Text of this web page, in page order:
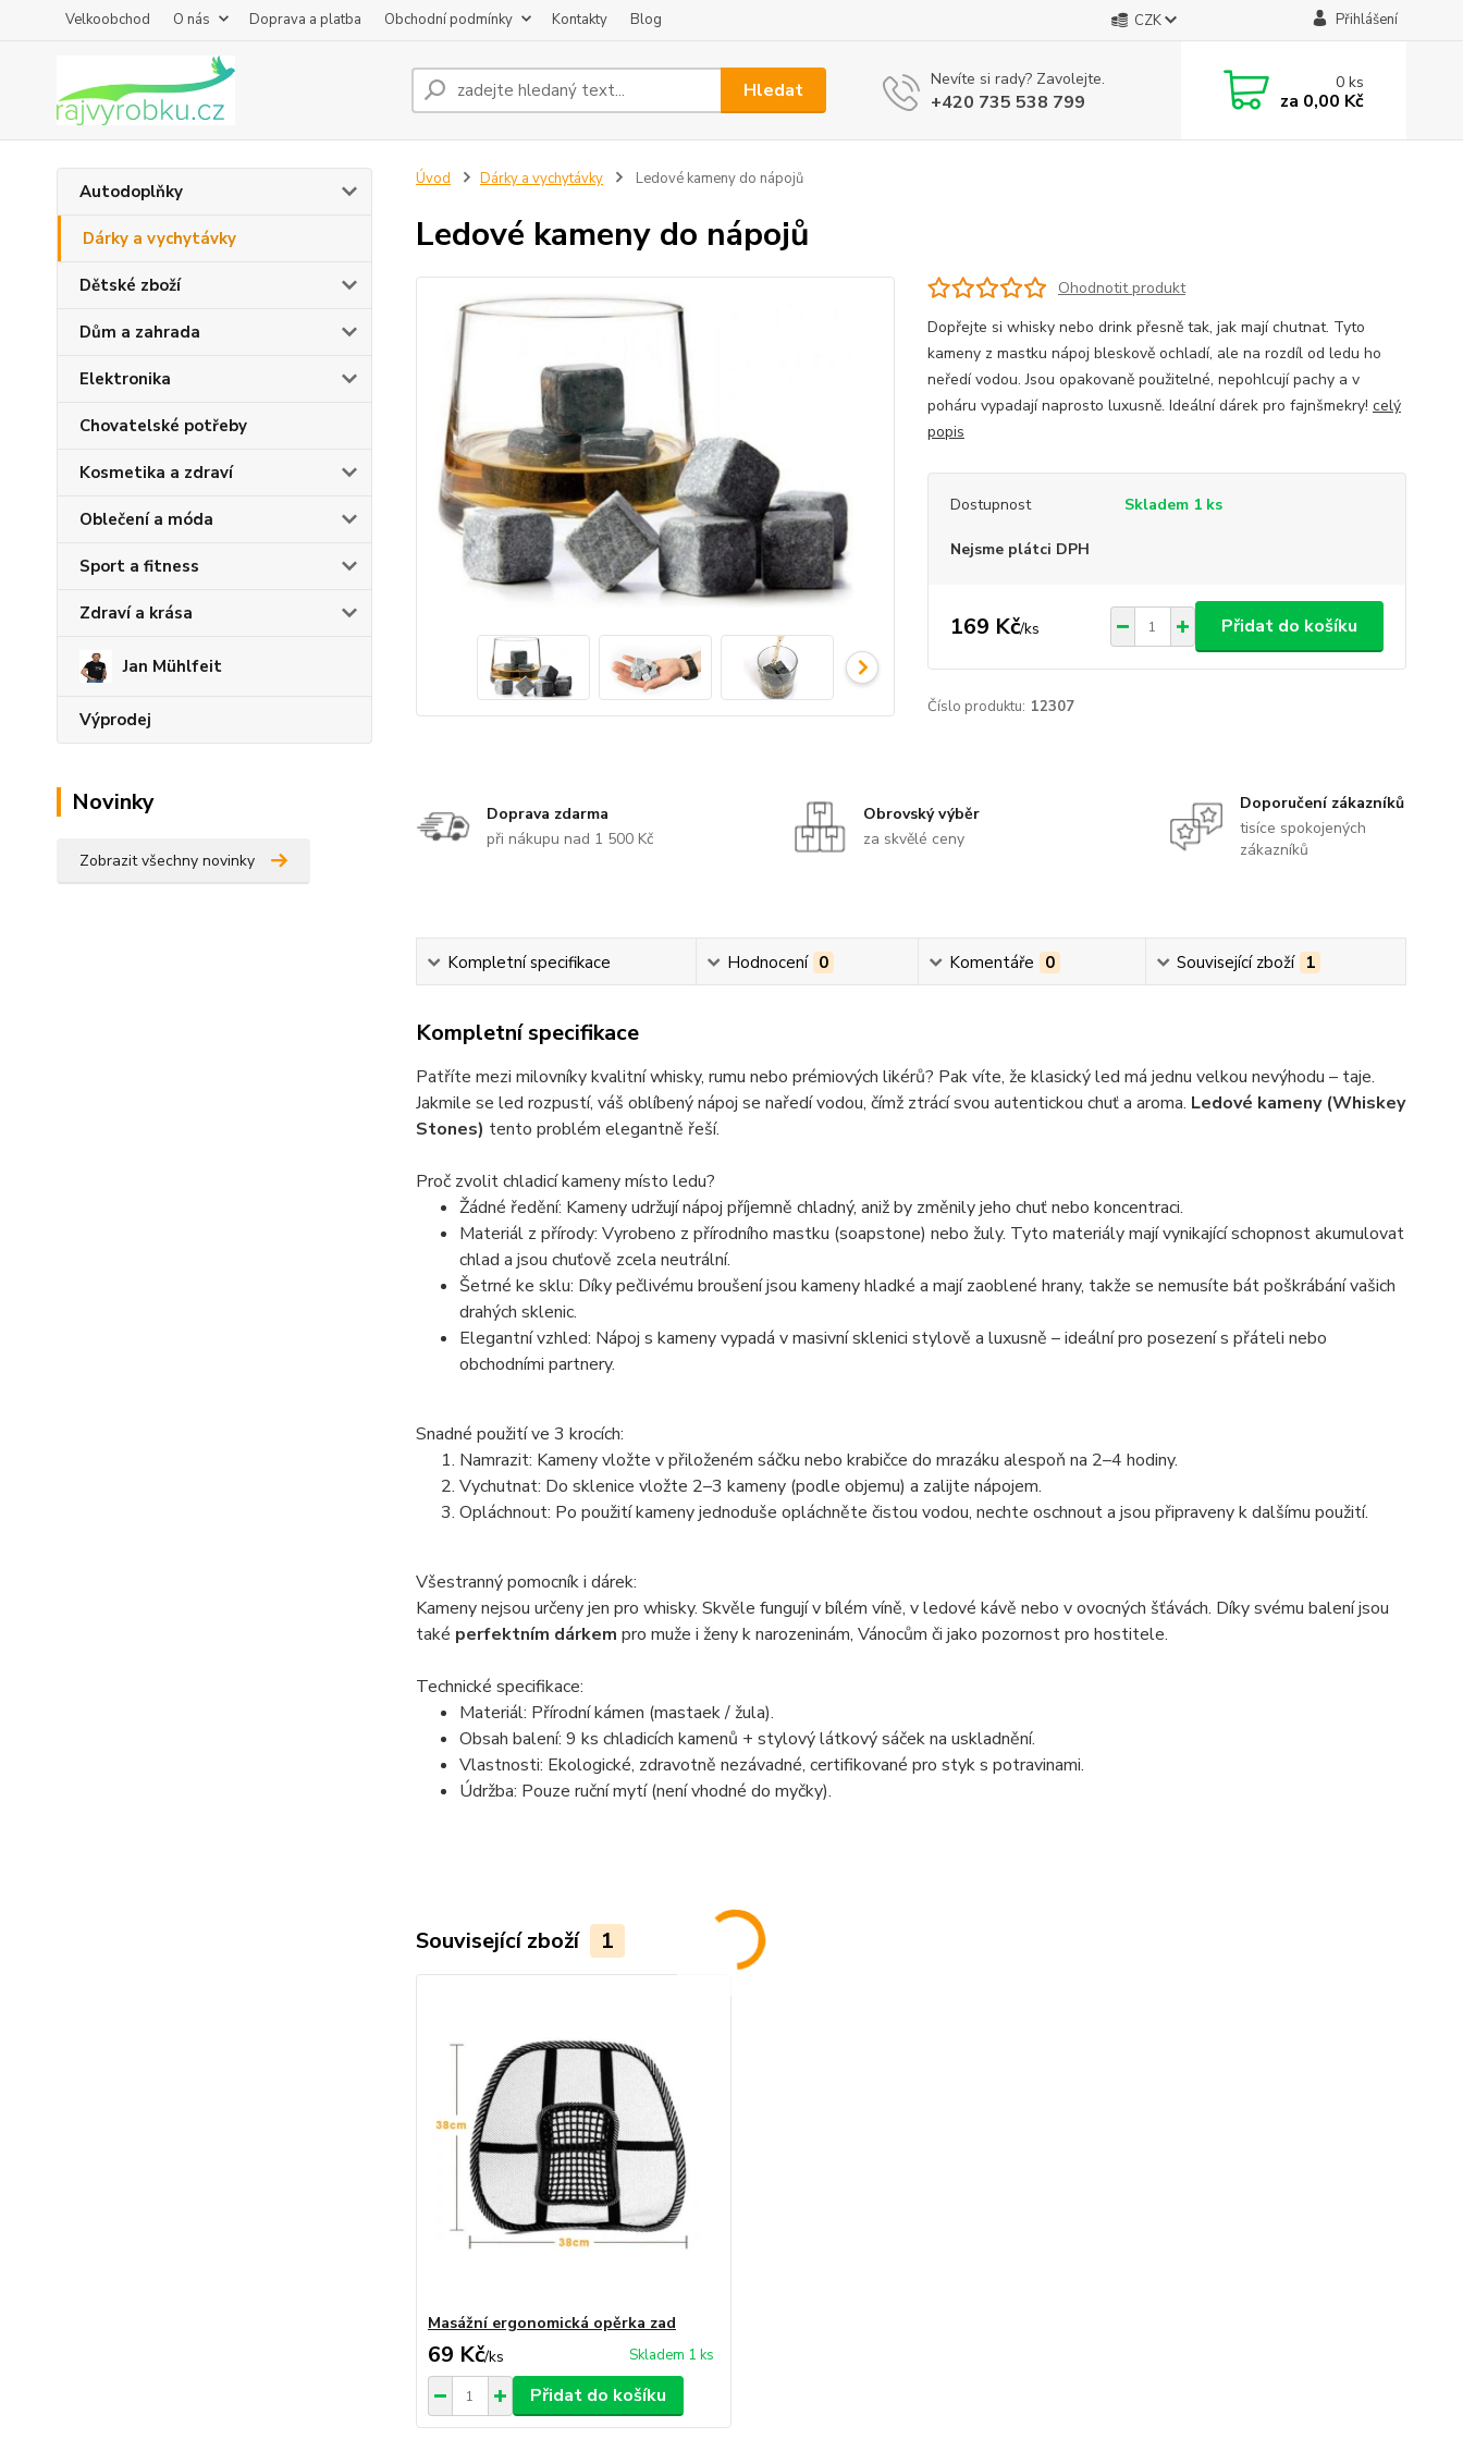
Velkoobchod O nás Doprava a platba Obchodní podmínky Kontakty Blog CZK Přihlášení
Hledat Nevíte si rady? Zavolejte.
+420 735 538 799
0ks
za 0,00 Kč
Autodoplňky
Dárky a vychytávky
Dětské zboží
Dům a zahrada
Elektronika
Chovatelské potřeby
Kosmetika a zdraví
Oblečení a móda
Sport a fitness
Zdraví a krása
Jan Mühlfeit
Výprodej
Novinky
Zobrazit všechny novinky
Úvod Dárky a vychytávky Ledové kameny do nápojů
Ledové kameny do nápojů
Ohodnotit produkt
Dopřejte si whisky nebo drink přesně tak, jak mají chutnat. Tyto
kameny z mastku nápoj bleskově ochladí, ale na rozdíl od ledu ho
neředí vodou. Jsou opakovaně použitelné, nepohlcují pachy a v
poháru vypadají naprosto luxusně. Ideální dárek pro fajnšmekry! celý
popis
Dostupnost Skladem 1 ks
Nejsme plátci DPH
169 Kč/ks Přidat do košíku
Číslo produktu: 12307
Doprava zdarma
při nákupu nad 1 500 Kč
Obrovský výběr
za skvělé ceny
Doporučení zákazníků
tisíce spokojených
zákazníků
Kompletní specifikace Hodnocení 0 Komentáře 0 Související zboží 1
Kompletní specifikace
Patříte mezi milovníky kvalitní whisky, rumu nebo prémiových likérů? Pak víte, že klasický led má jednu velkou nevýhodu – taje.
Jakmile se led rozpustí, váš oblíbený nápoj se naředí vodou, čímž ztrácí svou autentickou chuť a aroma. Ledové kameny (Whiskey
Stones) tento problém elegantně řeší.
Proč zvolit chladicí kameny místo ledu?
Žádné ředění: Kameny udržují nápoj příjemně chladný, aniž by změnily jeho chuť nebo koncentraci.
Materiál z přírody: Vyrobeno z přírodního mastku (soapstone) nebo žuly. Tyto materiály mají vynikající schopnost akumulovat
chlad a jsou chuťově zcela neutrální.
Šetrné ke sklu: Díky pečlivému broušení jsou kameny hladké a mají zaoblené hrany, takže se nemusíte bát poškrábání vašich
drahých sklenic.
Elegantní vzhled: Nápoj s kameny vypadá v masivní sklenici stylově a luxusně – ideální pro posezení s přáteli nebo
obchodními partnery.
Snadné použití ve 3 krocích:
Namrazit: Kameny vložte v přiloženém sáčku nebo krabičce do mrazáku alespoň na 2–4 hodiny.
Vychutnat: Do sklenice vložte 2–3 kameny (podle objemu) a zalijte nápojem.
Opláchnout: Po použití kameny jednoduše opláchněte čistou vodou, nechte oschnout a jsou připraveny k dalšímu použití.
Všestranný pomocník i dárek:
Kameny nejsou určeny jen pro whisky. Skvěle fungují v bílém víně, v ledové kávě nebo v ovocných šťávách. Díky svému balení jsou
také perfektním dárkem pro muže i ženy k narozeninám, Vánocům či jako pozornost pro hostitele.
Technické specifikace:
Materiál: Přírodní kámen (mastaek / žula).
Obsah balení: 9 ks chladicích kamenů + stylový látkový sáček na uskladnění.
Vlastnosti: Ekologické, zdravotně nezávadné, certifikované pro styk s potravinami.
Údržba: Pouze ruční mytí (není vhodné do myčky).
Související zboží 1
Masážní ergonomická opěrka zad
69 Kč/ks Skladem 1 ks
Přidat do košíku